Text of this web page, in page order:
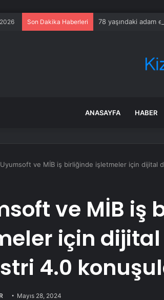
Son Dakika Haberleri 78 yaşındaki adam
ANASAYFA HABER
Uyumsoft ve MİB iş birliğinde işletmeler için dijital
ve MİB iş
için
4.0
Mayıs 28, 2024